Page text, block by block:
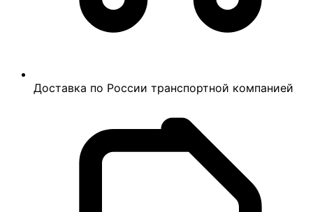
Доставка по России транспортной компанией